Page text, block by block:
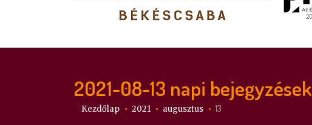
2021-08-13 napi bejegyzések
Itt vagy:
Kezdőlap 2021 augusztus 13